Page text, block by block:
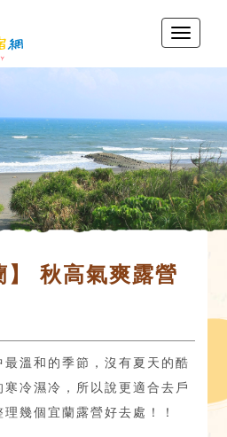
】 秋高氣爽露營
溫和的季節，沒有夏天的酷
冷濕冷，所以說更適合去戶
幾個宜蘭露營好去處！！